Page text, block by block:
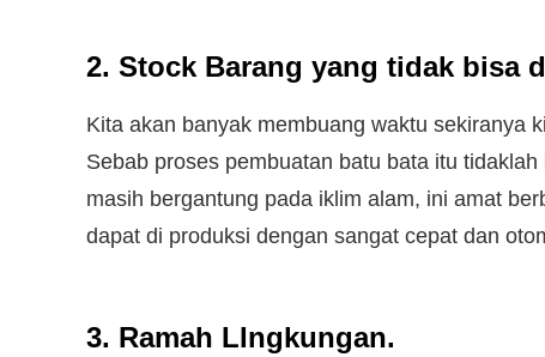
2. Stock Barang yang tidak bisa
Kita akan banyak membuang waktu sekiranya
Sebab proses pembuatan batu bata itu
masih bergantung pada iklim alam, ini amat
dapat di produksi dengan sangat cepat dan
3. Ramah LIngkungan.